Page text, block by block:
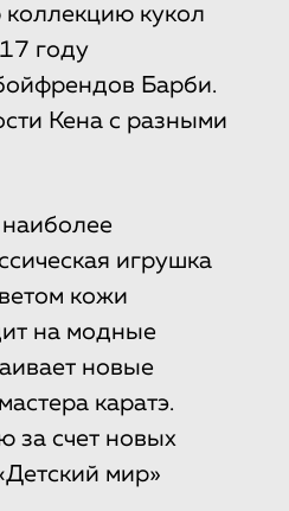
кукол
году
Барби.
Кена с разными
игрушка
кожи
на модные
новые
каратэ.
за счет новых
мир»